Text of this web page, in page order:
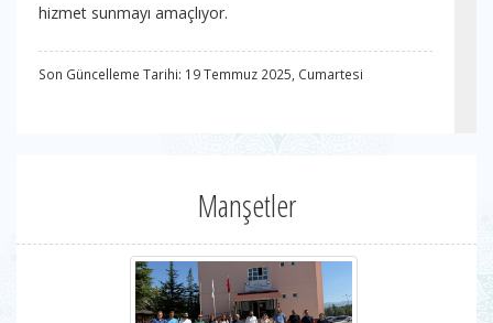
hizmet sunmayı amaçlıyor.
Son Güncelleme Tarihi: 19 Temmuz 2025, Cumartesi
Manşetler